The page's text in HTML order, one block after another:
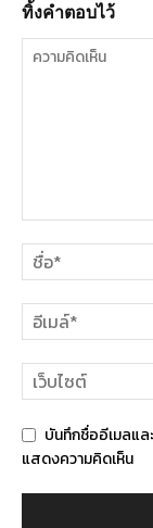
ทิ้งคำตอบไว้
บันทึกชื่ออีเมลแล
แสดงความคิดเห็น